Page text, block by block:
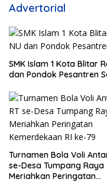
Advertorial
SMK Islam 1 Kota Blitar
dan Pondok Pesantren
Turnamen Bola Voli
se-Desa Tumpang Raya
Meriahkan Peringatan